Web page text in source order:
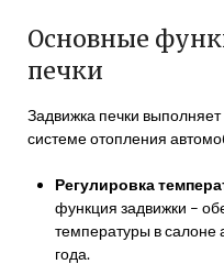
Основные
печки
Задвижка печки
системе отопления
Регулировка
функция задвижки –
температуры в салоне
года.